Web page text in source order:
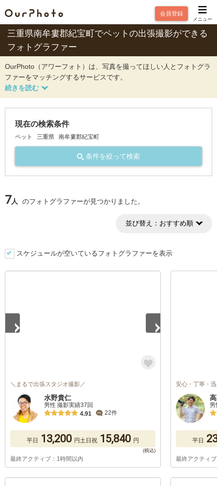
会員登録
メニュー
三重県南牟婁郡紀宝町でペットの出張撮影ができる
フォトグラファー
OurPhoto（アワーフォト）は、写真を撮ってほしい人とフォトグラ
ファーをマッチングするサービスです。
現在の検索条件
ペット 三重県 南牟婁郡紀宝町
条件を絞って検索
7人 のフォトグラファーが見つかりました。
並び替え： おすすめ順
スケジュールが空いているフォトグラファーを表示
＼まるで出張スタジオ撮影／
水野貴仁
男性 撮影実績37回
4.91
22件
平日 13,200 円土日祝 15,840 円
最終アクティブ：1時間以内
安心・丁寧・
平日
最終アクティ